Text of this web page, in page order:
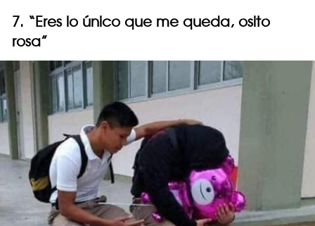
7. “Eres lo único que me queda, osito
rosa”